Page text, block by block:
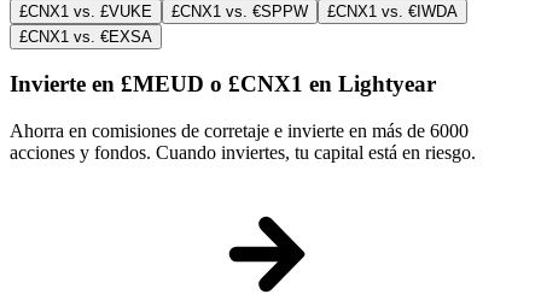
£CNX1 vs. £VUKE
£CNX1 vs. €SPPW
£CNX1 vs. €IWDA
£CNX1 vs. €EXSA
Invierte en £MEUD o £CNX1 en Lightyear
Ahorra en comisiones de corretaje e invierte en más de 6000
acciones y fondos. Cuando inviertes, tu capital está en riesgo.